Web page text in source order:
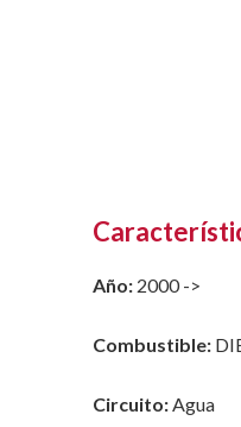
Año: 2000 ->
Combustible:
Circuito:Agua